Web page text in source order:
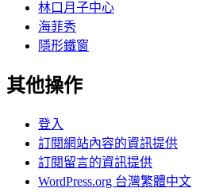
林口月子中心
海菲秀
隱形鐵窗
其他操作
登入
訂閱網站內容的資訊提供
訂閱留言的資訊提供
WordPress.org 台灣繁體中文